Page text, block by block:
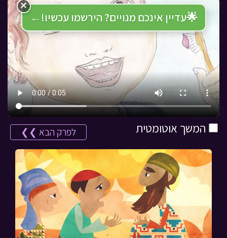
🌟עדיין אינכם מנויים? הירשמו עכשיו! ←
×
המשך אוטומטית לפרק הבא ❯❯